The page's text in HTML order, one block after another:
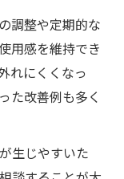
調整や定期的な
用感を維持でき
れにくくなっ
た改善例も多く
生じやすいた